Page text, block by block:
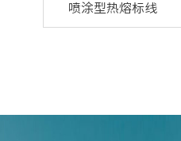
喷涂型热熔标线